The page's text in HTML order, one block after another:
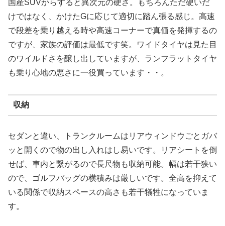
国産SUVからすると異次元の硬さ。もちろんただ硬いだ
けではなく、かけたGに応じて適切に踏ん張る感じ。高速
で段差を乗り越える時や高速コーナーで真価を発揮するの
ですが、家族の評価は最低です笑。ワイドタイヤは見た目
のワイルドさを醸し出していますが、ランフラットタイヤ
も乗り心地の悪さに一役買っています・・。
収納
セダンと違い、トランクルームはリアウィンドウごとガバ
ッと開くので物の出し入れはし易いです。リアシートを倒
せば、車内と繋がるので長尺物も収納可能。幅は若干狭い
ので、ゴルフバッグの横積みは厳しいです。全高を抑えて
いる関係で収納スペースの高さも若干犠牲になっていま
す。